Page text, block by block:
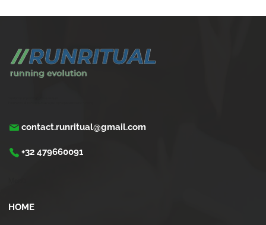
contact.runritual@gmail.com
+32 479660091
HOME